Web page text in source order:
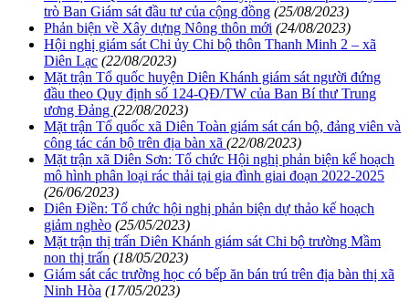
trò Ban Giám sát đầu tư của cộng đồng (25/08/2023)
Phản biện về Xây dựng Nông thôn mới (24/08/2023)
Hội nghị giám sát Chi ủy Chi bộ thôn Thanh Minh 2 – xã
Diên Lạc (22/08/2023)
Mặt trận Tổ quốc huyện Diên Khánh giám sát người đứng
đầu theo Quy định số 124-QĐ/TW của Ban Bí thư Trung
ương Đảng (22/08/2023)
Mặt trận Tổ quốc xã Diên Toàn giám sát cán bộ, đảng viên và
công tác cán bộ trên địa bàn xã (22/08/2023)
Mặt trận xã Diên Sơn: Tổ chức Hội nghị phản biện kế hoạch
mô hình phân loại rác thải tại gia đình giai đoạn 2022-2025
(26/06/2023)
Diên Điền: Tổ chức hội nghị phản biện dự thảo kế hoạch
giảm nghèo (25/05/2023)
Mặt trận thị trấn Diên Khánh giám sát Chi bộ trường Mầm
non thị trấn (18/05/2023)
Giám sát các trường học có bếp ăn bán trú trên địa bàn thị xã
Ninh Hòa (17/05/2023)